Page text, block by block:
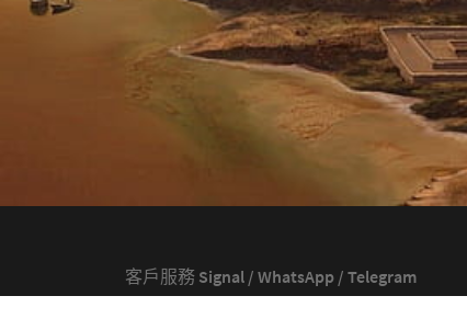
客戶服務 Signal / WhatsApp / Telegram